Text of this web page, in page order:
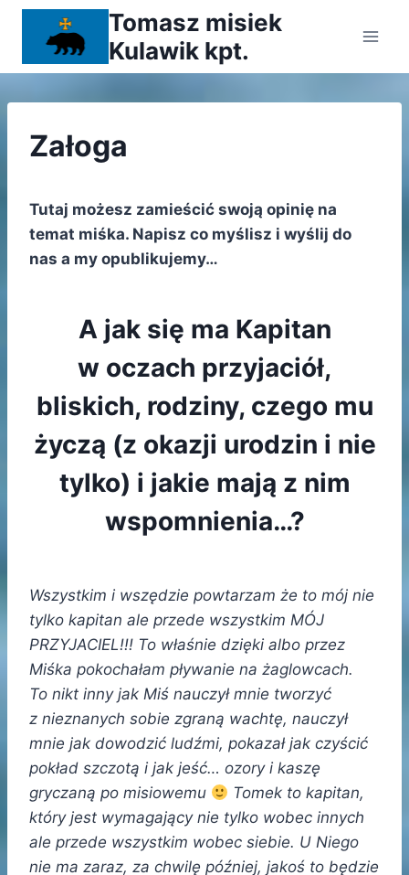
Przejdź
treści
Tomasz misiek
Kulawik kpt.
Załoga
Tutaj możesz zamieścić swoją opinię na
temat miśka. Napisz co myślisz i wyślij do
nas a my opublikujemy…
A jak się ma Kapitan
w oczach przyjaciół,
bliskich, rodziny, czego mu
życzą (z okazji urodzin i nie
tylko) i jakie mają z nim
wspomnienia…?
Wszystkim i wszędzie powtarzam że to mój nie
tylko kapitan ale przede wszystkim MÓJ
PRZYJACIEL!!! To właśnie dzięki albo przez
Miśka pokochałam pływanie na żaglowcach.
To nikt inny jak Miś nauczył mnie tworzyć
z nieznanych sobie zgraną wachtę, nauczył
mnie jak dowodzić ludźmi, pokazał jak czyścić
pokład szczotą i jak jeść… ozory i kaszę
gryczaną po misiowemu
Tomek to kapitan,
który jest wymagający nie tylko wobec innych
ale przede wszystkim wobec siebie. U Niego
nie ma zaraz, za chwilę później, jakoś to będzie